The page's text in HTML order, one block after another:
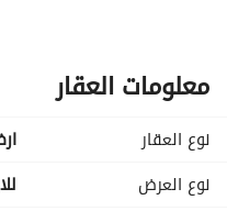
معلومات العقار
نوع العقار
نوع العرض